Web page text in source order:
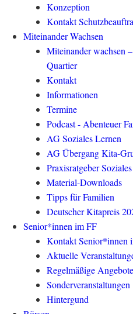
Konzeption
Kontakt
Miteinander Wachsen
Miteinander wachsen
Quartier
Kontakt
Informationen
Termine
Podcast - Abenteuer
AG Soziales Lernen
AG Übergang Kita-
Praxisratgeber
Material-Downloads
Tipps für Familien
Deutscher Kitapreis
Senior*innen im FF
Kontakt Senior*innen
Aktuelle
Regelmäßige Angebote
Sonderveranstaltungen
Hintergund